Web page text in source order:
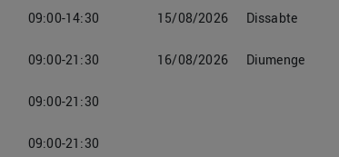
09:00-14:30
09:00-21:30
09:00-21:30
09:00-21:30
15/08/2026 Dissabte
16/08/2026 Diumenge